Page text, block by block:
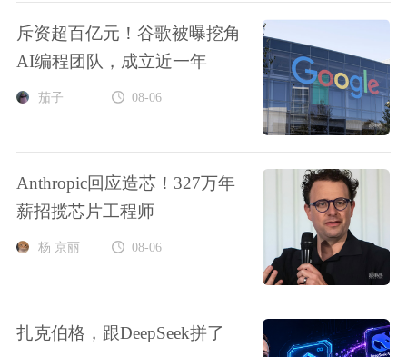
斥资超百亿元！谷歌被曝挖角
AI编程团队，成立近一年
茄子 08-06
Anthropic回应造芯！327万年
薪招揽芯片工程师
杨 京丽 08-06
扎克伯格，跟DeepSeek拼了